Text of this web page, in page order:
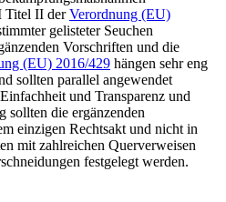
Titel II derVerordnung (EU)
gelisteter Seuchen
Vorschriften und die
(EU) 2016/429 hängen sehr eng
sollten parallel angewendet
und Transparenz und
sollten die ergänzenden
einzigen Rechtsakt und nicht in
mit zahlreichen Querverweisen
festgelegt werden.